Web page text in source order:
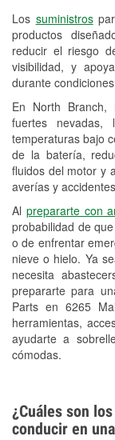
Los suministros
productos
reducir el riesgo
visibilidad, y
durante
En North
fuertes nevadas,
temperaturas bajo
de la batería,
fluidos del motor y
averías y
Al prepararte con
probabilidad de
o de enfrentar
nieve o hielo. Ya
necesita
prepararte para
Parts en 6265
herramientas,
ayudarte a
cómodas.
¿Cuáles son
conducir en